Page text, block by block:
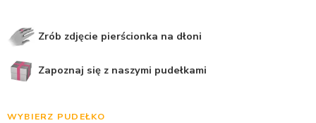
Zrób zdjęcie pierścionka na dłoni
Zapoznaj się z naszymi pudełkami
WYBIERZ PUDEŁKO